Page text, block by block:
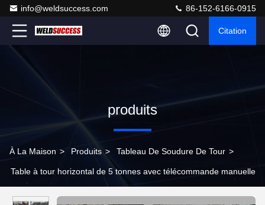
info@weldsuccess.com 86-152-6166-0915
Citation
produits
À La Maison > Produits > Tableau De Soudure De Tour >
Table à tour horizontal de 5 tonnes avec télécommande manuelle